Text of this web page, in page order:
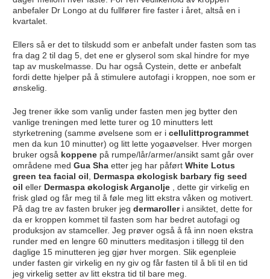
anbefaler Dr Longo at du fullfører fire faster i året, altså en i
kvartalet.
Ellers så er det to tilskudd som er anbefalt under fasten som tas
fra dag 2 til dag 5, det ene er glyserol som skal hindre for mye
tap av muskelmasse. Du har også Cystein, dette er anbefalt
fordi dette hjelper på å stimulere autofagi i kroppen, noe som er
ønskelig.
Jeg trener ikke som vanlig under fasten men jeg bytter den
vanlige treningen med lette turer og 10 minutters lett
styrketrening (samme øvelsene som er i cellulittprogrammet
men da kun 10 minutter) og litt lette yogaøvelser. Hver morgen
bruker også koppene på rumpe/lår/armer/ansikt samt går over
områdene med Gua Shaetter jeg har påført White Lotus
green tea facial oil
Dermaspa økologisk barbary fig seed
oil eller Dermaspa økologisk Arganolje, dette gir virkelig en
frisk glød og får meg til å føle meg litt ekstra våken og motivert.
På dag tre av fasten bruker jeg dermaroller i ansiktet, dette for
da er kroppen kommet til fasten som har bedret autofagi og
produksjon av stamceller. Jeg prøver også å få inn noen ekstra
runder med en lengre 60 minutters meditasjon i tillegg til den
daglige 15 minutteren jeg gjør hver morgen. Slik egenpleie
under fasten gir virkelig en ny giv og får fasten til å bli til en tid
jeg virkelig setter av litt ekstra tid til bare meg.